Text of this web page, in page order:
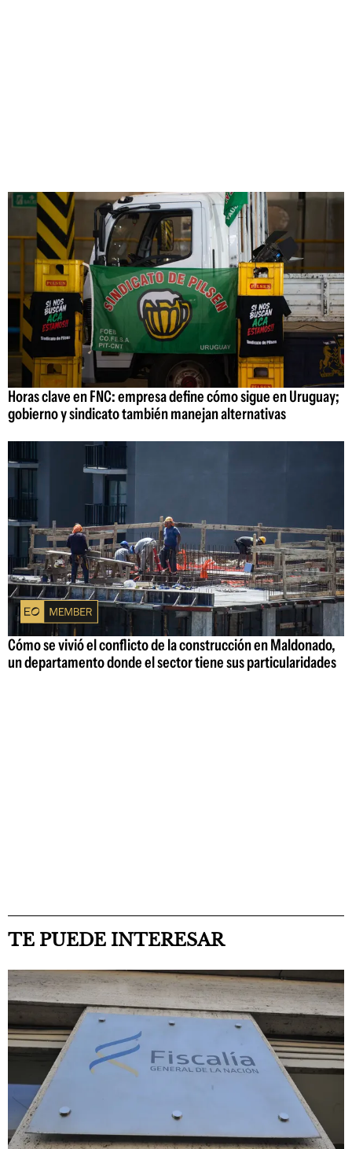
Horas clave en FNC: empresa define cómo sigue en Uruguay;
gobierno y sindicato también manejan alternativas
Cómo se vivió el conflicto de la construcción en Maldonado,
un departamento donde el sector tiene sus particularidades
TE PUEDE INTERESAR